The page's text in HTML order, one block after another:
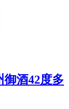
御酒42度多